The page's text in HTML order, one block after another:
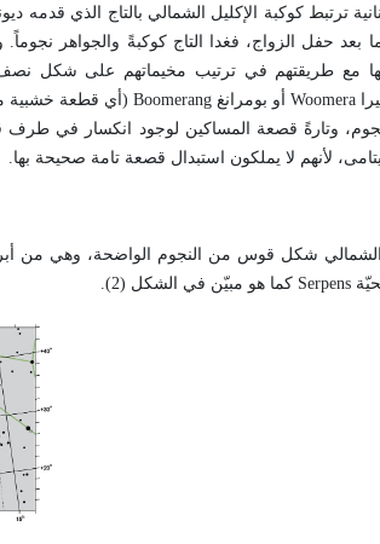
ترتبط كوكبة الإكليل الشمالي بالتاج الذي قدمه
بعد حفل الزواج، فغدا التاج كوكبةً والجواهر
مع طريقتهم في ترتيب مخيماتهم على شكل نصف
Woomera أو بومرانغBoomerang (أي قطعة خشبية
وتارةً قصعة المساكين لوجود انكسار في
لأنهم لا يملكون استبدال قصعة تامة صحيحة بها.
الشمالي شكل قوس من النجوم الواضحة، وهي من
Serpens كما هو مبيّن في الشكل (2).